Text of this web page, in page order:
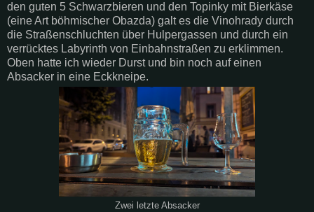
den guten 5 Schwarzbieren und den Topinky mit Bierkäse
(eine Art böhmischer Obazda) galt es die Vinohrady durch
die Straßenschluchten über Hulpergassen und durch ein
verrücktes Labyrinth von Einbahnstraßen zu erklimmen.
Oben hatte ich wieder Durst und bin noch auf einen
Absacker in eine Eckkneipe.
Zwei letzte Absacker